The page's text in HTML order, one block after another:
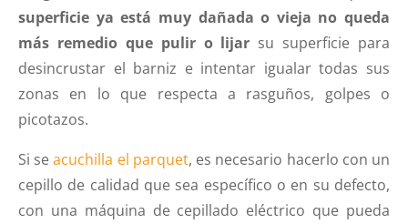
superficie ya está muy dañada o vieja no queda
más remedio que pulir o lijar su superficie para
desincrustar el barniz e intentar igualar todas sus
zonas en lo que respecta a rasguños, golpes o
picotazos.
Si seacuchilla el parquet, es necesario hacerlo con un
cepillo de calidad que sea específico o en su defecto,
con una máquina de cepillado eléctrico que pueda